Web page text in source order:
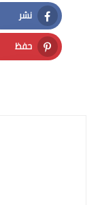
نشر
Facebook
حفظ
Pinterest